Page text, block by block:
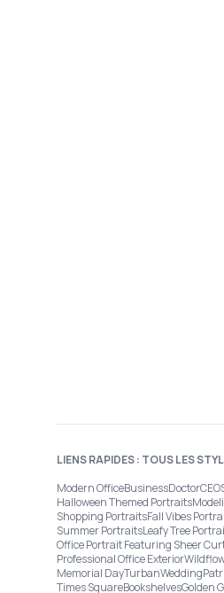
LIENS RAPIDES : TOUS LES
Modern OfficeBusinessDoctorCEO
Halloween Themed Portraits
Shopping PortraitsFall Vibes
Summer PortraitsLeafy Tree
Office Portrait Featuring Sheer
Professional Office Exterior
Memorial DayTurbanWedding
Times SquareBookshelvesGolden